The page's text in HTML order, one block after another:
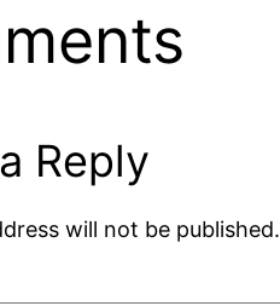
Reply
will not be published.